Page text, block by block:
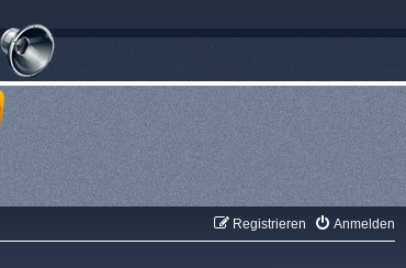
Anmelden
Registrieren